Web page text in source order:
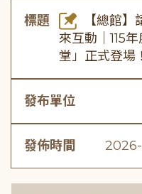
標題
【總館】
來互動｜115
堂」正式登場！
發布單位
發佈時間